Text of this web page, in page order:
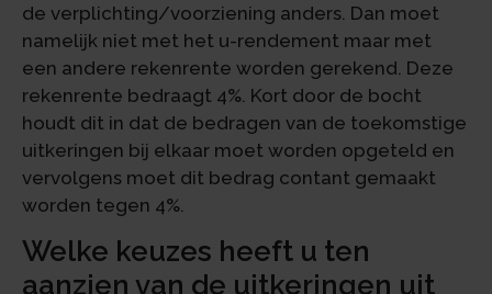
de verplichting/voorziening anders. Dan moet
namelijk niet met het u-rendement maar met
een andere rekenrente worden gerekend. Deze
rekenrente bedraagt 4%. Kort door de bocht
houdt dit in dat de bedragen van de toekomstige
uitkeringen bij elkaar moet worden opgeteld en
vervolgens moet dit bedrag contant gemaakt
worden tegen 4%.
Welke keuzes heeft u ten
aanzien van de uitkeringen uit